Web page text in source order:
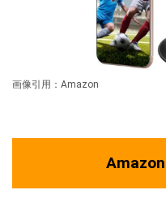
画像引用：Amazon